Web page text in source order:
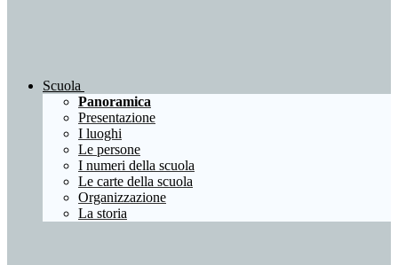
Scuola
Panoramica
Presentazione
I luoghi
Le persone
I numeri della scuola
Le carte della scuola
Organizzazione
La storia